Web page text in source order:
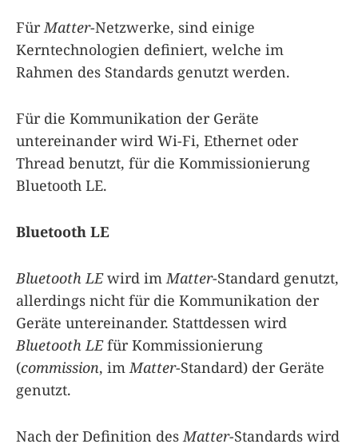
FürMatter-Netzwerke, sind einige
Kerntechnologien definiert, welche im
Rahmen des Standards genutzt werden.
Für die Kommunikation der Geräte
untereinander wird Wi-Fi, Ethernet oder
Thread benutzt, für die Kommissionierung
Bluetooth LE.
Bluetooth LE
Bluetooth LEwird imMatter-Standard genutzt,
allerdings nicht für die Kommunikation der
Geräte untereinander. Stattdessen wird
Bluetooth LEfür Kommissionierung
(commission, imMatter-Standard) der Geräte
genutzt.
Nach der Definition desMatter-Standards wird